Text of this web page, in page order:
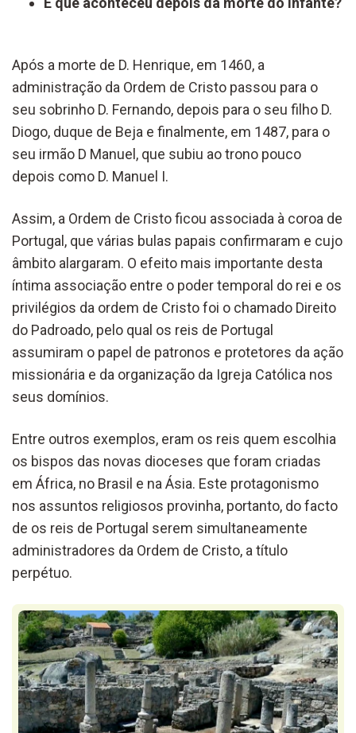
Após a morte de D. Henrique, em 1460, a
administração da Ordem de Cristo passou para o
seu sobrinho D. Fernando, depois para o seu filho D.
Diogo, duque de Beja e finalmente, em 1487, para o
seu irmão D Manuel, que subiu ao trono pouco
depois como D. Manuel I.
Assim, a Ordem de Cristo ficou associada à coroa de
Portugal, que várias bulas papais confirmaram e cujo
âmbito alargaram. O efeito mais importante desta
íntima associação entre o poder temporal do rei e os
privilégios da ordem de Cristo foi o chamado Direito
do Padroado, pelo qual os reis de Portugal
assumiram o papel de patronos e protetores da ação
missionária e da organização da Igreja Católica nos
seus domínios.
Entre outros exemplos, eram os reis quem escolhia
os bispos das novas dioceses que foram criadas
em África, no Brasil e na Ásia. Este protagonismo
nos assuntos religiosos provinha, portanto, do facto
de os reis de Portugal serem simultaneamente
administradores da Ordem de Cristo, a título
perpétuo.